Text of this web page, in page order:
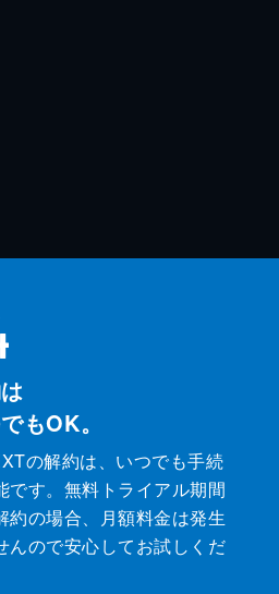
もOK。
の解約は、いつでも手続
です。無料トライアル期間
約の場合、月額料金は発生
んので安心してお試しくだ